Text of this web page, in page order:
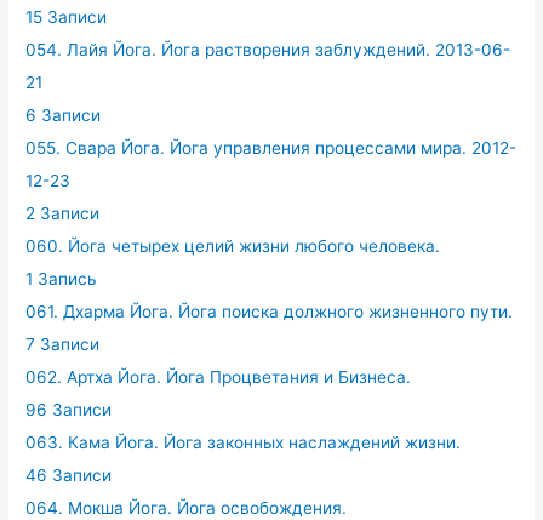
15 Записи
054. Лайя Йога. Йога растворения заблуждений. 2013-06-
21
6 Записи
055. Свара Йога. Йога управления процессами мира. 2012-
12-23
2 Записи
060. Йога четырех целий жизни любого человека.
1 Запись
061. Дхарма Йога. Йога поиска должного жизненного пути.
7 Записи
062. Артха Йога. Йога Процветания и Бизнеса.
96 Записи
063. Кама Йога. Йога законных наслаждений жизни.
46 Записи
064. Мокша Йога. Йога освобождения.